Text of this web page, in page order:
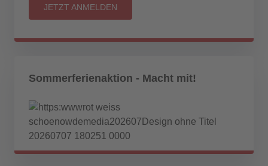
JETZT ANMELDEN
Sommerferienaktion - Macht mit!